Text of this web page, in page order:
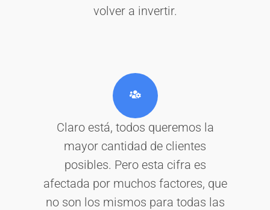
volver a invertir.
Claro está, todos queremos la
mayor cantidad de clientes
posibles. Pero esta cifra es
afectada por muchos factores, que
no son los mismos para todas las